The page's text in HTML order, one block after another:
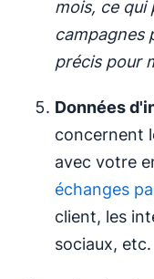
mois, ce qui
campagnes
précis pour
Données
concernent
avec votre
échanges
client, les
sociaux, etc.